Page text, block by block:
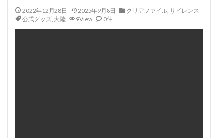
2022年12月28日 2025年9月8日 クリアファイル, サイレンス
公式グッズ, 大陸 9View 0件